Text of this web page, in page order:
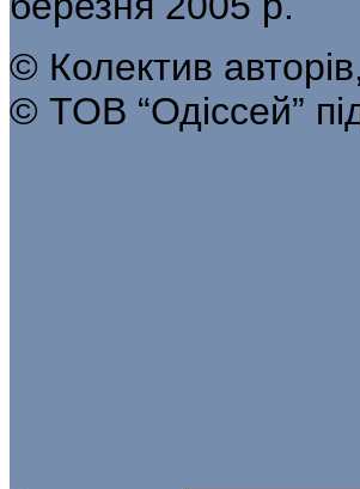
© Колектив
© ТОВ “Одіссей”